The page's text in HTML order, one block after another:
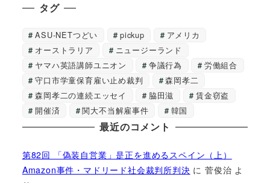
タグ
ASU-NETつどい pickup
アメリカ
オーストラリア
ニュージーランド
ヤマハ英語講師ユニオン
争議行為
労働組合
守口市学童保育雇い止め裁判
森岡孝二
森岡孝二の連続エッセイ
脇田滋
賃金窃盗
開催済
関大不当解雇事件 韓国
最近のコメント
第82回 「偽装自営業」是正を進めるスペイン（上）
Amazon事件・マドリード社会裁判所判決 に菅俊治 よ